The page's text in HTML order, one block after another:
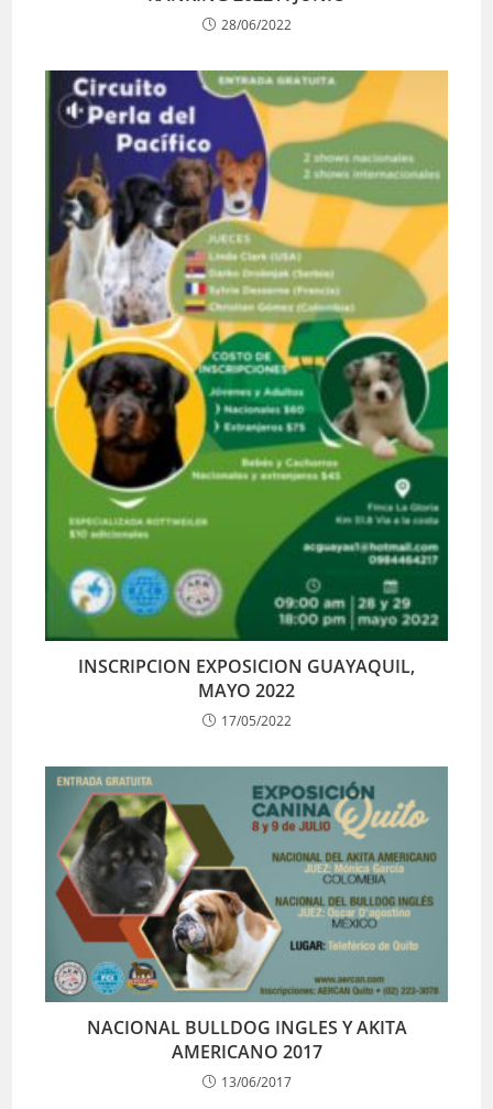
28/06/2022
INSCRIPCION EXPOSICION GUAYAQUIL,
MAYO 2022
17/05/2022
NACIONAL BULLDOG INGLES Y AKITA
AMERICANO 2017
13/06/2017